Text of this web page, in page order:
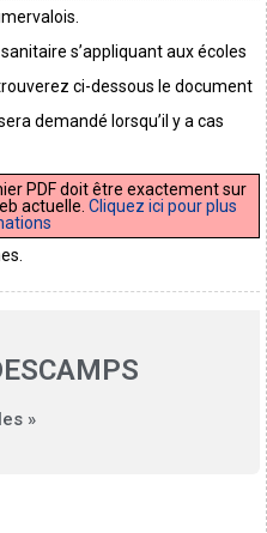
s’appliquant aux écoles
ci-dessous le document
demandé lorsqu’il y a cas
PDF doit être exactement sur
actuelle. Cliquez ici pour plus
»